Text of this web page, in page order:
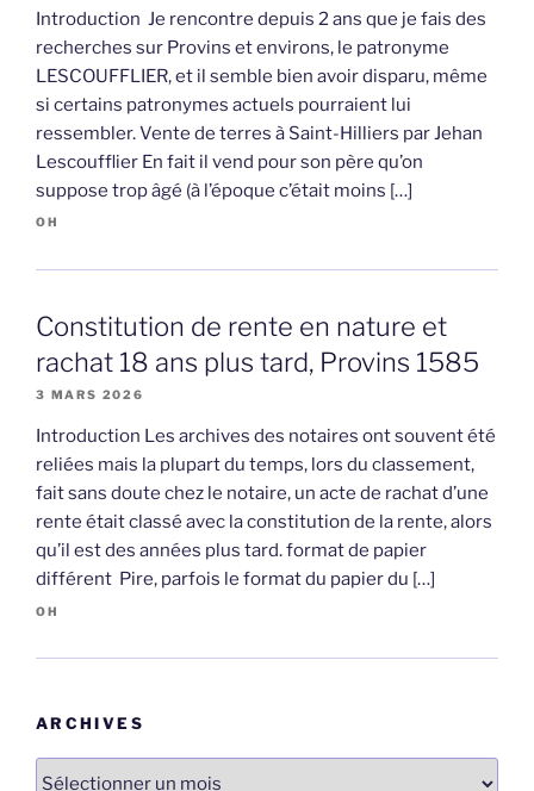
Introduction Je rencontre depuis 2 ans que je fais des
recherches sur Provins et environs, le patronyme
LESCOUFFLIER, et il semble bien avoir disparu, même
si certains patronymes actuels pourraient lui
ressembler. Vente de terres à Saint-Hilliers par Jehan
Lescoufflier En fait il vend pour son père qu’on
suppose trop âgé (à l’époque c’était moins […]
OH
Constitution de rente en nature et
rachat 18 ans plus tard, Provins 1585
3 MARS 2026
Introduction Les archives des notaires ont souvent été
reliées mais la plupart du temps, lors du classement,
fait sans doute chez le notaire, un acte de rachat d’une
rente était classé avec la constitution de la rente, alors
qu’il est des années plus tard. format de papier
différent Pire, parfois le format du papier du […]
OH
ARCHIVES
Archives